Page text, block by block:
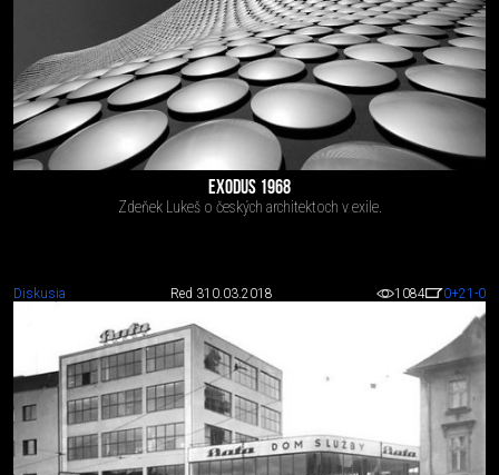
EXODUS 1968
Zdeňek Lukeš o českých architektoch v exile.
Diskusia Red 310.03.2018 1084 0+21 -0